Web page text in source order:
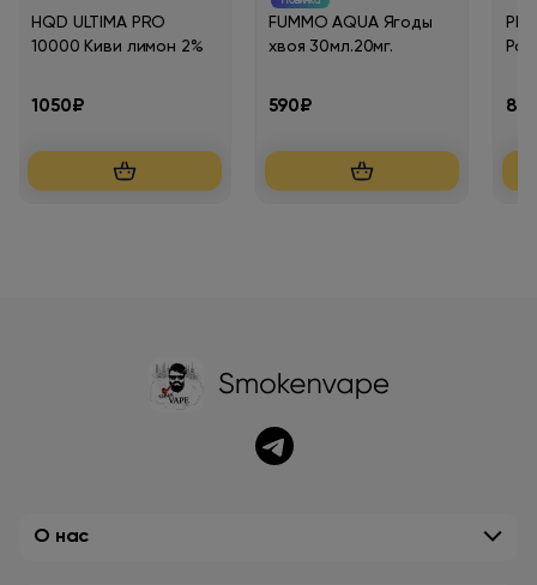
HQD ULTIMA PRO
10000 Киви лимон 2%
1050₽
FUMMO AQUA Ягоды
хвоя 30мл.20мг.
590₽
О нас